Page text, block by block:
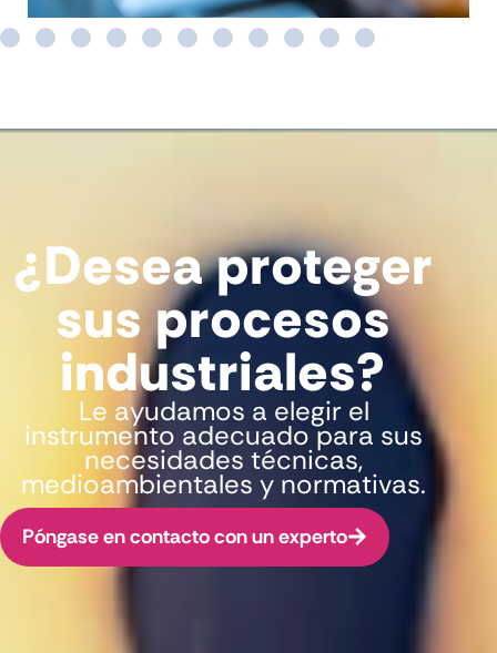
¿Desea proteger
sus procesos
industriales?
Le ayudamos a elegir el
instrumento adecuado para sus
necesidades técnicas,
medioambientales y normativas.
Póngase en contacto con un experto